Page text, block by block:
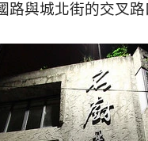
路與城北街的交叉